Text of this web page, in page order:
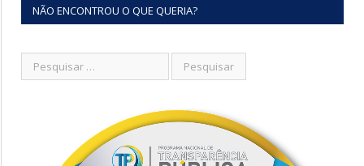
NÃO ENCONTROU O QUE QUERIA?